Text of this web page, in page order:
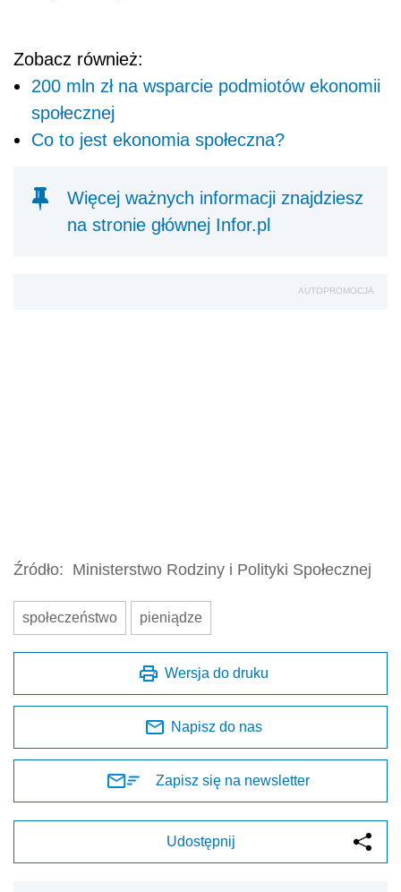
Zobacz również:
200 mln zł na wsparcie podmiotów ekonomii
społecznej
Co to jest ekonomia społeczna?
Więcej ważnych informacji znajdziesz
na stronie głównej Infor.pl
AUTOPROMOCJA
Źródło: Ministerstwo Rodziny i Polityki Społecznej
społeczeństwo pieniądze
Wersja do druku
Napisz do nas
Zapisz się na newsletter
Udostępnij